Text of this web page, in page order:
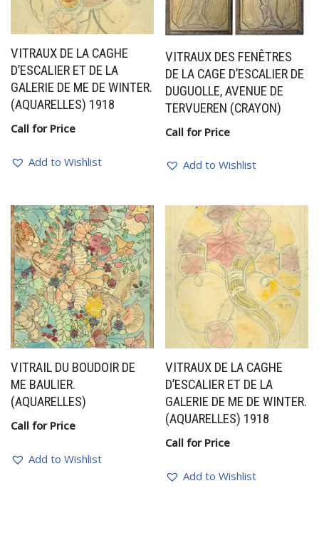
VITRAUX DE LA CAGHE
D’ESCALIER ET DE LA
GALERIE DE ME DE WINTER.
(AQUARELLES) 1918
Call for Price
Add to Wishlist
VITRAUX DES FENÊTRES
DE LA CAGE D’ESCALIER DE
DUGUOLLE, AVENUE DE
TERVUEREN (CRAYON)
Call for Price
Add to Wishlist
VITRAIL DU BOUDOIR DE
ME BAULIER.
(AQUARELLES)
Call for Price
Add to Wishlist
VITRAUX DE LA CAGHE
D’ESCALIER ET DE LA
GALERIE DE ME DE WINTER.
(AQUARELLES) 1918
Call for Price
Add to Wishlist